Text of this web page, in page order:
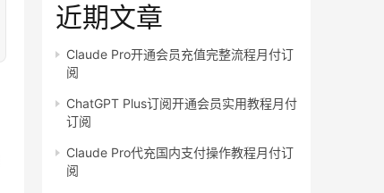
近期文章
Claude Pro开通会员充值完整流程月付订
阅
ChatGPT Plus订阅开通会员实用教程月付
订阅
Claude Pro代充国内支付操作教程月付订
阅